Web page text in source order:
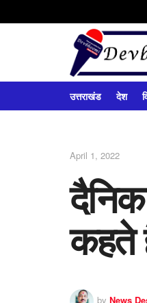
उत्तराखंड देश
April 1, 2022
कहते
by News